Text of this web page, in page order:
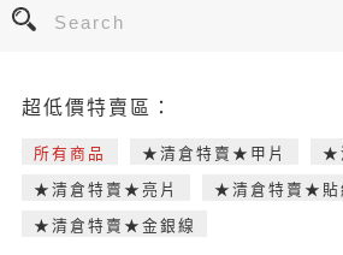
超低價特賣區：
所有商品 ★清倉特賣★甲片 ★
★清倉特賣★亮片 ★清倉特賣★貼
★清倉特賣★金銀線